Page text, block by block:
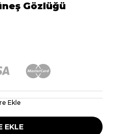
Gözlüğü
Ekle